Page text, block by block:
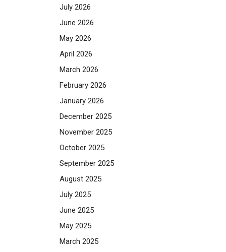
July 2026
June 2026
May 2026
April 2026
March 2026
February 2026
January 2026
December 2025
November 2025
October 2025
September 2025
August 2025
July 2025
June 2025
May 2025
March 2025